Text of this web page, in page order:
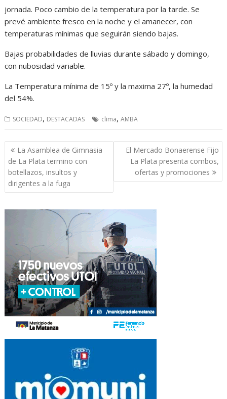
jornada. Poco cambio de la temperatura por la tarde. Se
prevé ambiente fresco en la noche y el amanecer, con
temperaturas mínimas que seguirán siendo bajas.
Bajas probabilidades de lluvias durante sábado y domingo,
con nubosidad variable.
La Temperatura mínima de 15º y la maxima 27º, la humedad
del 54%.
SOCIEDAD, DESTACADAS clima,AMBA
Navegación
de
entradas
La Asamblea de Gimnasia
de La Plata termino con
botellazos, insultos y
dirigentes a la fuga
El Mercado Bonaerense Fijo
La Plata presenta combos,
ofertas y promociones